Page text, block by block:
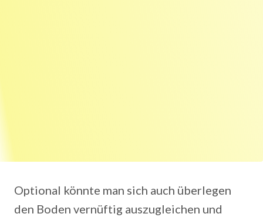
Optional könnte man sich auch überlegen
den Boden vernüftig auszugleichen und